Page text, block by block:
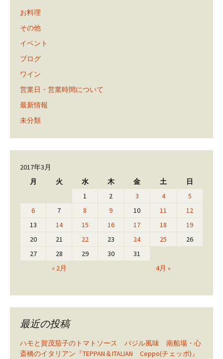
お料理
その他
イベント
ブログ
ワイン
営業日・営業時間について
最新情報
未分類
2017年3月
月
火 水 木 金 土 日
« 2月 4月 »
1 2 3 4
5
6
7 8 9 10 11
12
13
14 15 16 17 18
19
20
21 22 23 24 25
26
27
28 29 30 31
最近の投稿
ハモと賀茂茄子のトマトソース バジル風味 南船場・心
斎橋のイタリアン『TEPPAN＆ITALIAN Ceppo(チェッポ)』